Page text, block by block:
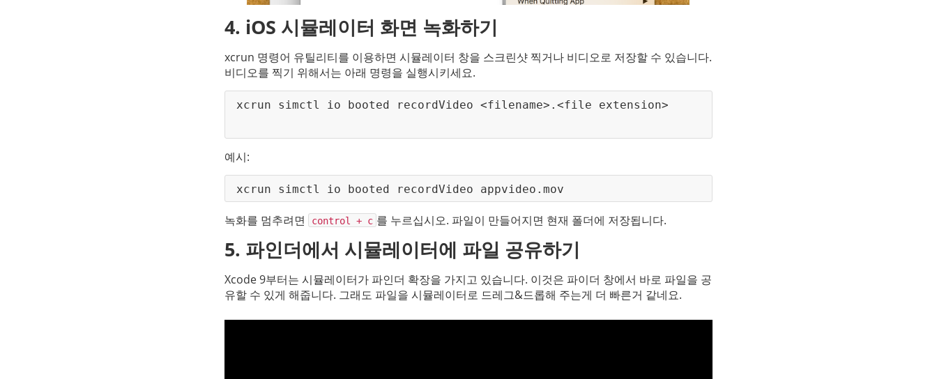
4. iOS 시뮬레이터 화면 녹화하기
xcrun 명령어 유틸리티를 이용하면 시뮬레이터 창을 스크린샷 찍거나 비디오로 저장할 수 있습니다.
비디오를 찍기 위해서는 아래 명령을 실행시키세요.
xcrun simctl io booted recordVideo <filename>.<file extension>
예시:
xcrun simctl io booted recordVideo appvideo.mov
녹화를 멈추려면 control + c 를 누르십시오. 파일이 만들어지면 현재 폴더에 저장됩니다.
5. 파인더에서 시뮬레이터에 파일 공유하기
Xcode 9부터는 시뮬레이터가 파인더 확장을 가지고 있습니다. 이것은 파이더 창에서 바로 파일을 공
유할 수 있게 해줍니다. 그래도 파일을 시뮬레이터로 드레그&드롭해 주는게 더 빠른거 같네요.